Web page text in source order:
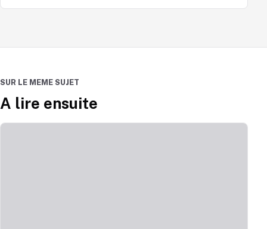
SUR LE MEME SUJET
A lire ensuite